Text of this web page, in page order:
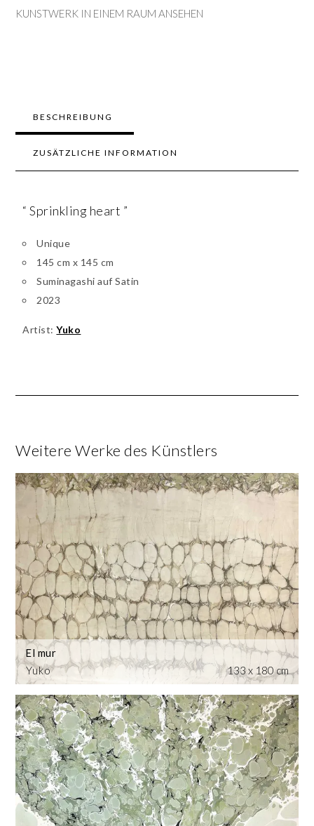
KUNSTWERK IN EINEM RAUM ANSEHEN
BESCHREIBUNG
ZUSÄTZLICHE INFORMATION
“ Sprinkling heart ”
Unique
145 cm x 145 cm
Suminagashi auf Satin
2023
Artist:Yuko
Weitere Werke des Künstlers
Yuko
El mur
133 x 180 cm